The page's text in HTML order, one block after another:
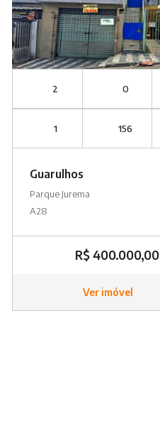
2 0
1 156
Guarulhos
Parque Jurema
A28
R$ 400.000,00
Ver imóvel